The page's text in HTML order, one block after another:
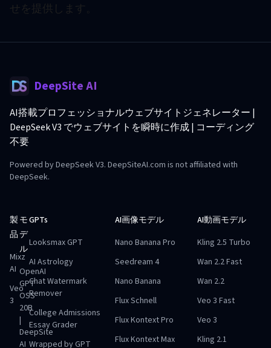
せを提供します。
DeepSite AI
AI搭載プロフェッショナルウェブサイトジェネレーター |
DeepSeek V3 でウェブサイトを瞬時に作成 | コーディング
不要
Powered by DeepSeek V3. DeepSiteAI.com is not affiliated with
DeepSeek.
製
品
Mixz
AI
Veo
3
モ
デ
ル
OpenAI
GPT
OSS
20B
|
DeepSite
AI
GPTs
Looksmax GPT
AI Astrology
Chat Watermark
Remover
College Admissions
Essay Grader
Wrapped by GPT
AI画像モデル
Nano Banana Pro
Seedream 4
Nano Banana
Flux Schnell
Flux Kontext Pro
Flux Kontext Max
AI動画モデル
Kling 2.5 Turbo
Wan 2.2 Fast
Wan 2.2
Veo 3 Fast
Veo 3
Kling 2.1